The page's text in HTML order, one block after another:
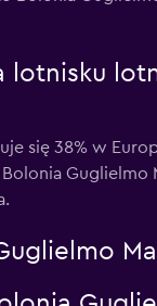
lotnisku
się 38% w